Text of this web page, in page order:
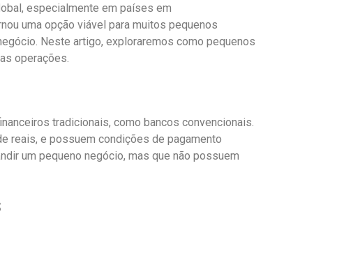
especialmente em países em
uma opção viável para muitos pequenos
Neste artigo, exploraremos como pequenos
operações.
tradicionais, como bancos convencionais.
reais, e possuem condições de pagamento
um pequeno negócio, mas que não possuem